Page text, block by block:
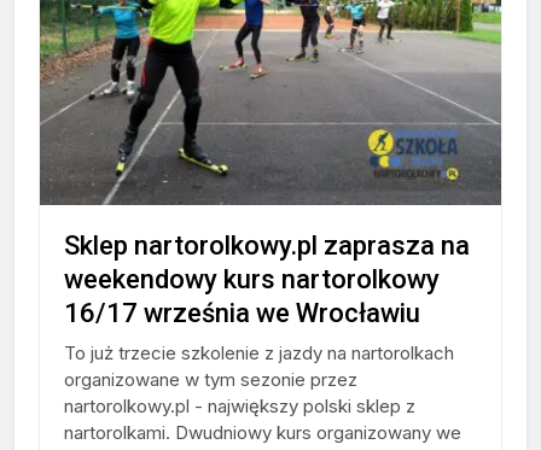
Sklep nartorolkowy.pl zaprasza na
weekendowy kurs nartorolkowy
16/17 września we Wrocławiu
To już trzecie szkolenie z jazdy na nartorolkach
organizowane w tym sezonie przez
nartorolkowy.pl - największy polski sklep z
nartorolkami. Dwudniowy kurs organizowany we